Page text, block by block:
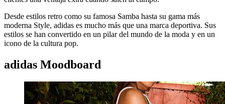
Desde estilos retro como su famosa Samba hasta su gama más
moderna Style, adidas es mucho más que una marca deportiva. Sus
estilos se han convertido en un pilar del mundo de la moda y en un
icono de la cultura pop.
adidas Moodboard